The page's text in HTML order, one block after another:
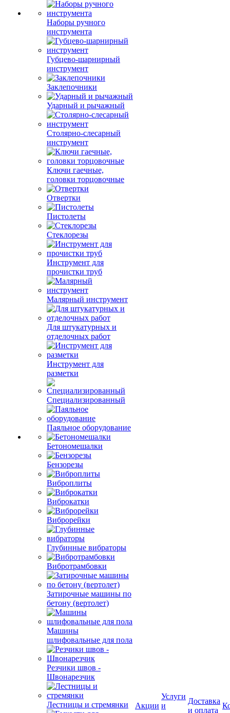
Наборы ручного
инструмента
Губцево-шарнирный
инструмент
Заклепочники
Ударный и рычажный
Столярно-слесарный
инструмент
Ключи гаечные,
головки торцовочные
Отвертки
Пистолеты
Стеклорезы
Инструмент для
прочистки труб
Малярный инструмент
Для штукатурных и
отделочных работ
Инструмент для
разметки
Специализированный
Паяльное оборудование
Бетономешалки
Бензорезы
Виброплиты
Виброкатки
Виброрейки
Глубинные вибраторы
Вибротрамбовки
Затирочные машины по
бетону (вертолет)
Машины
шлифовальные для пола
Резчики швов -
Швонарезчик
Лестницы и стремянки
сервис